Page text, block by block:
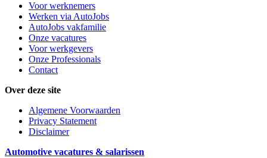
Voor werknemers
Werken via AutoJobs
AutoJobs vakfamilie
Onze vacatures
Voor werkgevers
Onze Professionals
Contact
Over deze site
Algemene Voorwaarden
Privacy Statement
Disclaimer
Automotive vacatures & salarissen